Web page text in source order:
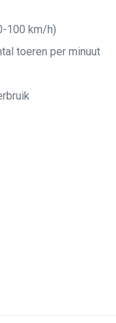
100 km/h)
toeren per minuut